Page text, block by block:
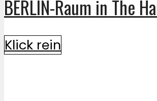
BERLIN-Raum in The
Klick rein